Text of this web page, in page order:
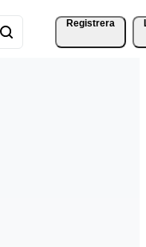
Registrera